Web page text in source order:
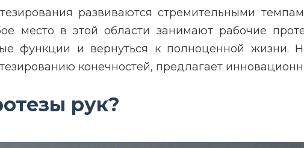
развиваются стремительными
место в этой области занимают рабочие
функции и вернуться к полноценной жизни.
конечностей, предлагает
рук?